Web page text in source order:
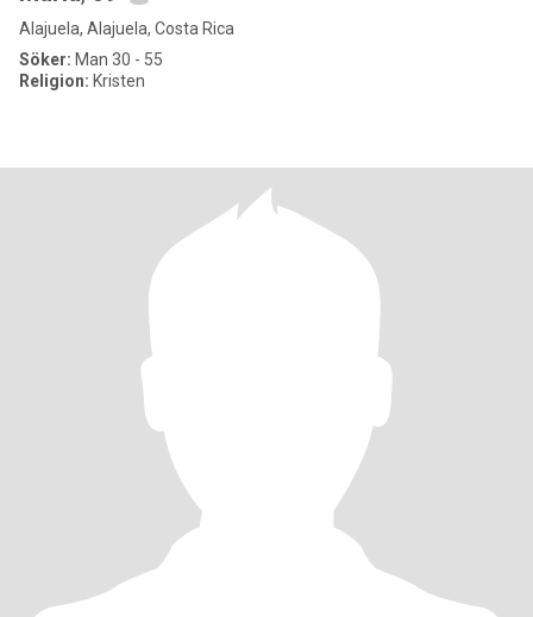
Alajuela, Alajuela, Costa Rica
Söker: Man 30 - 55
Religion: Kristen